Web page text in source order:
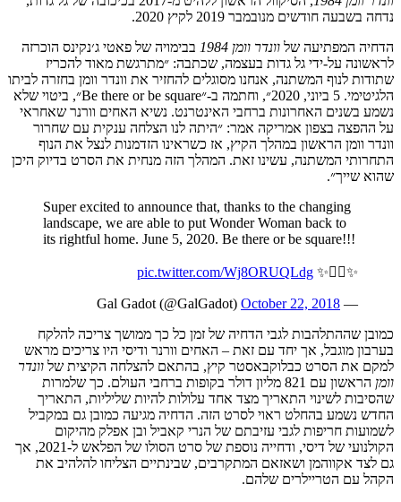
נדחה בשבעה חודשים מנובמבר 2019 לקיץ 2020.
הדחיה המפתיעה של וונדר וומן 1984
בבימויה של פאטי ג׳נקינס הוכרזה
לראשונה על-ידי גל גדות בעצמה, שכתבה: ״מתרגשת מאוד להכריז
שתודות לנוף המשתנה, אנחנו מסוגלים להחזיר את וונדר וומן בחזרה לביתו
הלגיטימי. 5 ביוני, 2020״, וחתמה ב-״Be there or be square״, ביטוי שלא
נשמע בשנים האחרונות ברחבי האינטרנט. נשיא האחים וורנר שאחראי
על ההפצה בצפון אמריקה אמר: ״היתה לנו הצלחה ענקית עם שחרור
וונדר וומן הראשון במהלך הקיץ, אז כשראינו הזדמנות לנצל את הנוף
התחרותי המשתנה, עשינו זאת. המהלך הזה מנחית את הסרט בדיוק היכן
שהוא שייך״.
Super excited to announce that, thanks to the changing
landscape, we are able to put Wonder Woman back to
its rightful home. June 5, 2020. Be there or be square!!!
✨🙅‍♀️✨
pic.twitter.com/Wj8ORUQLdg
— Gal Gadot (@GalGadot)
October 22, 2018
כמובן שההתלהבות לגבי הדחיה של זמן כל כך ממושך צריכה להלקח
בערבון מוגבל, אך יחד עם זאת – האחים וורנר ודיסי היו צריכים מראש
למקם את הסרט כבלוקבאסטר קיץ, בהתאם להצלחה הקיצית של וונדר
וומן
הראשון עם 821 מליון דולר בקופות ברחבי העולם. כך שלמרות
שהסיבות לשינוי התאריך מצד אחד עלולות להיות שליליות, התאריך
החדש נשמע בהחלט ראוי לסרט הזה. הדחיה מגיעה כמובן גם במקביל
לשמועות חריפות לגבי עזיבתם של הנרי קאביל ובן אפלק מהיקום
הקולנועי של דיסי, ודחייה נוספת של סרט הסולו של הפלאש ל-2021, אך
גם לצד אקווהמן ושאזאם המתקרבים, שבינתיים הצליחו להלהיב את
הקהל עם הטריילרים שלהם.